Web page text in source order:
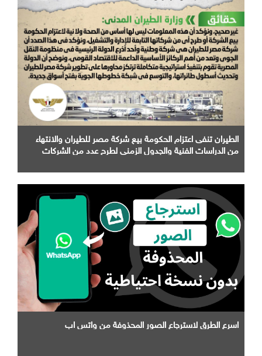
الطيران تنفى اعتزام الحكومة بيع شركة مصر للطيران والانتهاء
من الدراسات الفنية والجدول الزمني لطرح عدد من الشركات
اسرع الطرق لاسترجاع الصور المحذوفة من واتس اب